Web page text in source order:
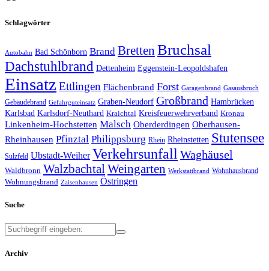
Schlagwörter
Autobahn Bad Schönborn Brand Bretten Bruchsal
Dachstuhlbrand Dettenheim Eggenstein-Leopoldshafen
Einsatz Ettlingen Flächenbrand Forst Garagenbrand Gasausbruch
Gebäudebrand Gefahrguteinsatz Graben-Neudorf Großbrand Hambrücken
Karlsbad Karlsdorf-Neuthard Kraichtal Kreisfeuerwehrverband Kronau
Linkenheim-Hochstetten Malsch Oberderdingen Oberhausen-
Rheinhausen Pfinztal Philippsburg Rhein Rheinstetten Stutensee
Sulzfeld Ubstadt-Weiher Verkehrsunfall Waghäusel
Waldbronn Walzbachtal Weingarten Werkstattbrand Wohnhausbrand
Wohnungsbrand Zaisenhausen Östringen
Suche
Archiv